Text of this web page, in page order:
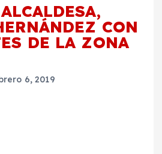
CON
DE LA ZONA
6, 2019